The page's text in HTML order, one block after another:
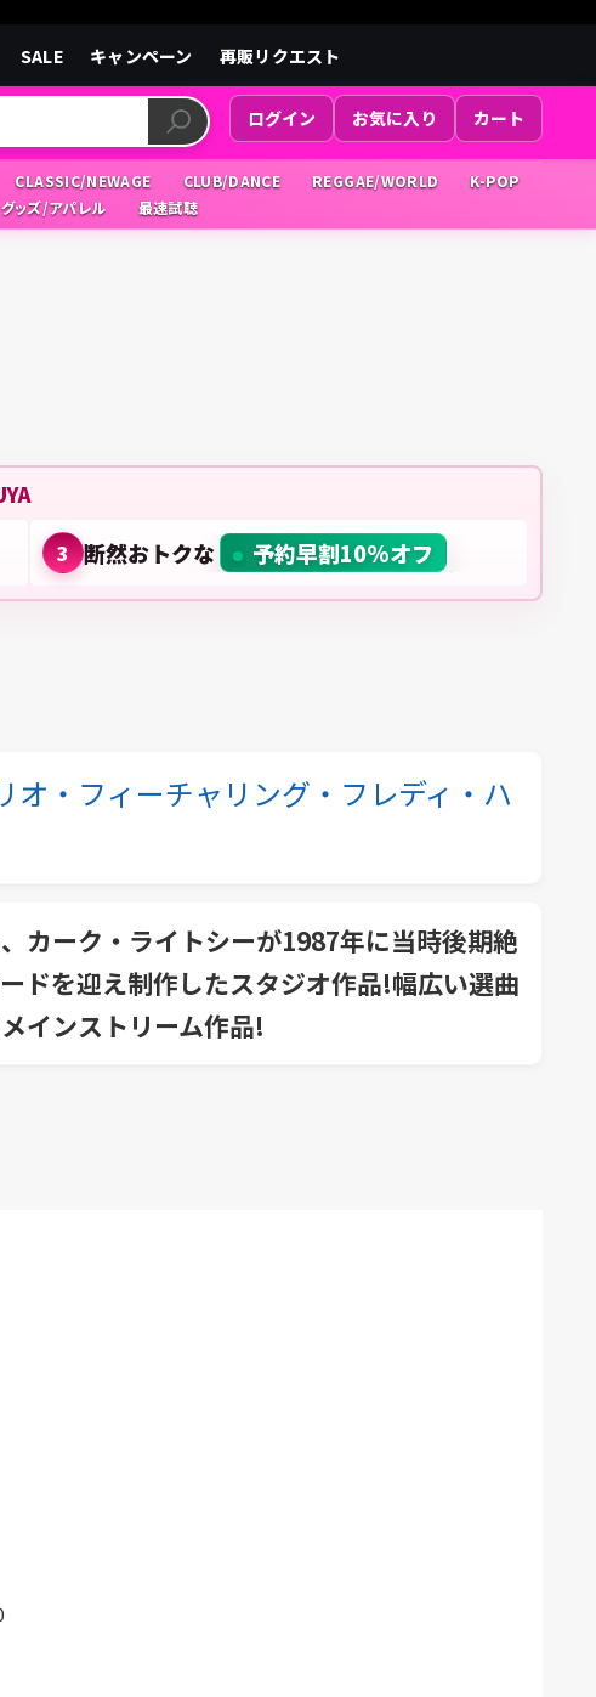
SALE キャンペーン 再販リクエスト
ログイン お気に入り カート
CLASSIC/NEWAGE CLUB/DANCE REGGAE/WORLD
K-POP
グッズ/アパレル 最速試聴
3 断然おトクな 予約早割10%オフ
オ・フィーチャリング・フレディ・ハ
カーク・ライトシーが1987年に当時後期絶
ドを迎え制作したスタジオ作品!幅広い選曲
インストリーム作品!